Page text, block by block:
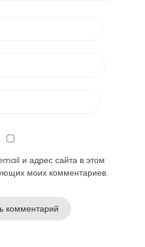
и адрес сайта в этом
моих комментариев.